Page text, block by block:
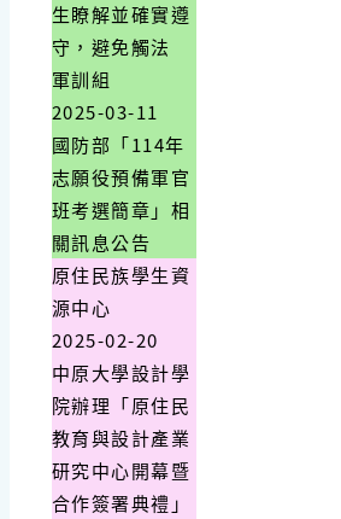
生瞭解並確實遵
守，避免觸法
軍訓組
2025-03-11
國防部「114年
志願役預備軍官
班考選簡章」相
關訊息公告
原住民族學生資
源中心
2025-02-20
中原大學設計學
院辦理「原住民
教育與設計產業
研究中心開幕暨
合作簽署典禮」